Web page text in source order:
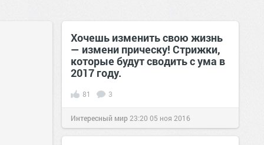
Хочешь изменить свою жизнь
— измени прическу! Стрижки,
которые будут сводить с ума в
2017 году.
81 3
Интересный мир 23:20 05 ноя 2016